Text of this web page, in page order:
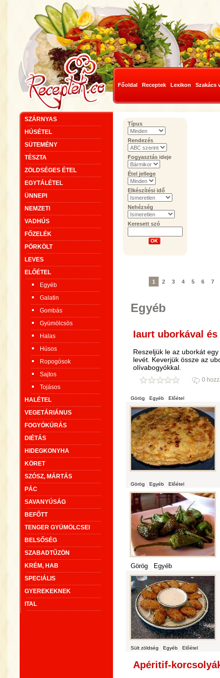
Főoldal Receptek Lexikon Szakács
SZÁRNYAS
HÚSÉTEL
SÜTEMÉNY
TÉSZTA
ZÖLDSÉGES ÉTEL
EGYTÁLÉTEL
ÜNNEPI
NEMZETI
VADHÚS
FŐZELÉK
PÖRKÖLT
LEVES
ELŐÉTEL
Egyéb
Galatin
Gombás
Gyümölcsös
Halas
Húsos
Ropogósok
Sajtos
Tojásos
HALÉTEL
VEGETÁRIÁNUS
FOGYÓKÚRÁS
DIÉTÁS
HIDEGKONYHA
KÖRET
SZÓSZ, MÁRTÁS
PÁC
SAVANYÚSÁG
BEFŐTT
TENGER GYÜMÖLCSEI
BELSŐSÉG
SZABADTŰZÖN
KRÉM, HAB
SPECIÁLIS
GYEREKEKNEK
ITAL
Típus
Rendezés
Fogyasztás ideje
Étel jellege
Elkészítési idő
Nehézség
Keresett szó
1 2 3 4 5 6 7
Egyéb
Iaurt uborkával
Reszeljük le az uborkát
levét. Keverjük össze az
olívabogyókkal.
0
Görög Egyéb Előétel
Görög Egyéb Előétel
Görög Egyéb
Sült zöldség Egyéb Előétel
Apéritif-